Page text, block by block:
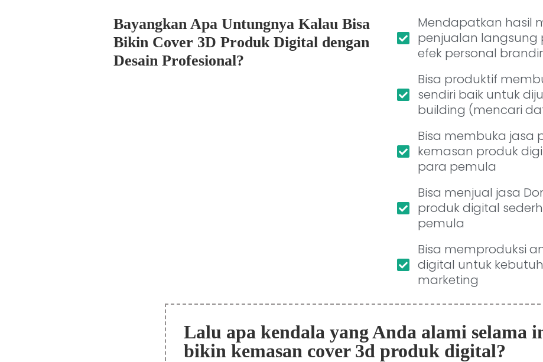
Bayangkan Apa Untungnya Kalau Bisa
Bikin Cover 3D Produk Digital dengan
Desain Profesional?
Mendapatkan hasil
penjualan
efek personal
Bisa produktif
sendiri baik untuk
building (mencari
Bisa membuka jasa
kemasan produk
para pemula
Bisa menjual jasa
produk digital
pemula
Bisa memproduksi
digital untuk
marketing
Lalu apa kendala yang Anda alami selama
bikin kemasan cover 3d produk digital?